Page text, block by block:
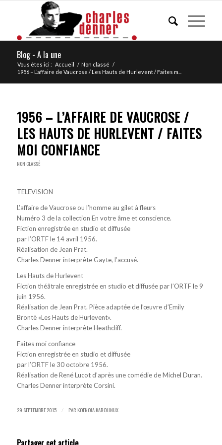
Blog - A la une
Vous êtes ici : Accueil / Non classé /
1956 – L’affaire de Vaucrose / Les Hauts de Hurlevent / Faites m...
1956 – L’AFFAIRE DE VAUCROSE /
LES HAUTS DE HURLEVENT / FAITES
MOI CONFIANCE
NON CLASSÉ
TELEVISION
L’affaire de Vaucrose ou l’homme au gilet à fleurs
Numéro 3 de la collection En votre âme et conscience.
Fiction enregistrée en studio et diffusée
par l’ORTF le 14 avril 1956.
Réalisation de Jean Prat.
Charles Denner interprète Gayte, l’accusé.
Les Hauts de Hurlevent
Fiction théâtrale enregistrée en studio et diffusée par l’ORTF le 9
juin 1956.
Réalisation de Jean Prat. Pièce adaptée de l’œuvre d’Emily
Brontë «Les Hauts de Hurlevent».
Charles Denner interprète Heathcliff.
Faites moi confiance
Fiction enregistrée en studio et diffusée
par l’ORTF le 30 octobre 1956.
Réalisation de René Lucot d’après une comédie de Michel Duran.
Charles Denner interprète Corsini.
29 SEPTEMBRE 2015 / PAR KOFNOJA KAROLINUX